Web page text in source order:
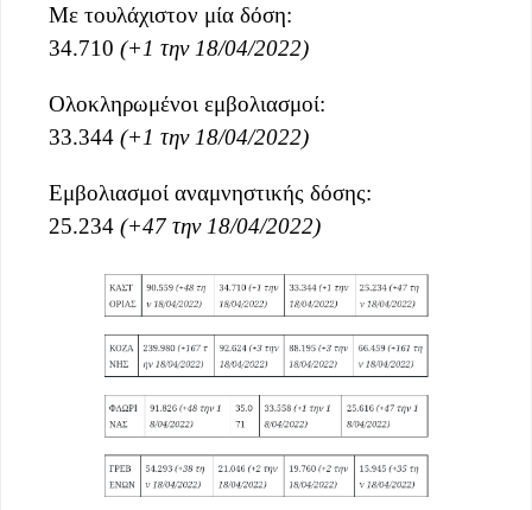
Με τουλάχιστον μία δόση:
34.710 (+1 την 18/04/2022)
Ολοκληρωμένοι εμβολιασμοί:
33.344 (+1 την 18/04/2022)
Εμβολιασμοί αναμνηστικής δόσης:
25.234 (+47 την 18/04/2022)